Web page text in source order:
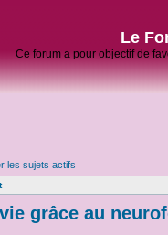
Le
Ce forum a pour objectif de
les sujets actifs
grâce au